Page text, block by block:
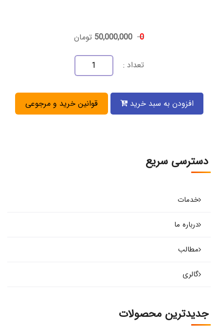
0
50,000,000 تومان
تعداد :
افزودن به سبد خرید قوانین خرید و مرجوعی
دسترسی سریع
خدمات
درباره ما
مطالب
گالری
جدیدترین محصولات